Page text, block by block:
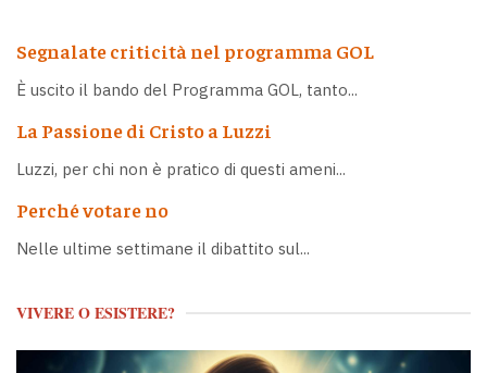
Segnalate criticità nel programma GOL
È uscito il bando del Programma GOL, tanto...
La Passione di Cristo a Luzzi
Luzzi, per chi non è pratico di questi ameni...
Perché votare no
Nelle ultime settimane il dibattito sul...
VIVERE O ESISTERE?